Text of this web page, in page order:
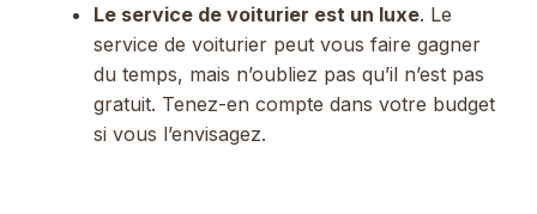
Le service de voiturier est un luxe. Le
service de voiturier peut vous faire gagner
du temps, mais n’oubliez pas qu’il n’est pas
gratuit. Tenez-en compte dans votre budget
si vous l’envisagez.